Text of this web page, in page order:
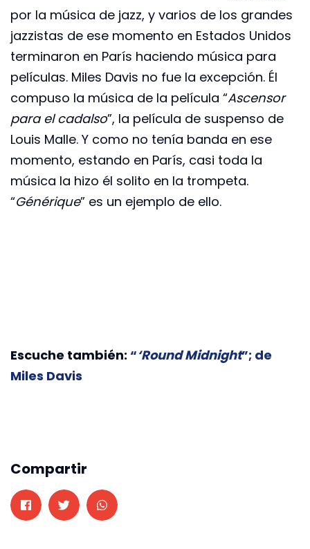
por la música de jazz, y varios de los grandes
jazzistas de ese momento en Estados Unidos
terminaron en París haciendo música para
películas. Miles Davis no fue la excepción. Él
compuso la música de la película “Ascensor
para el cadalso”, la película de suspenso de
Louis Malle. Y como no tenía banda en ese
momento, estando en París, casi toda la
música la hizo él solito en la trompeta.
“Générique” es un ejemplo de ello.
Escuche también: “‘Round Midnight”; de
Miles Davis
Compartir